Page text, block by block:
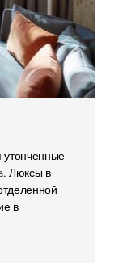
утонченные
Люксы в
в